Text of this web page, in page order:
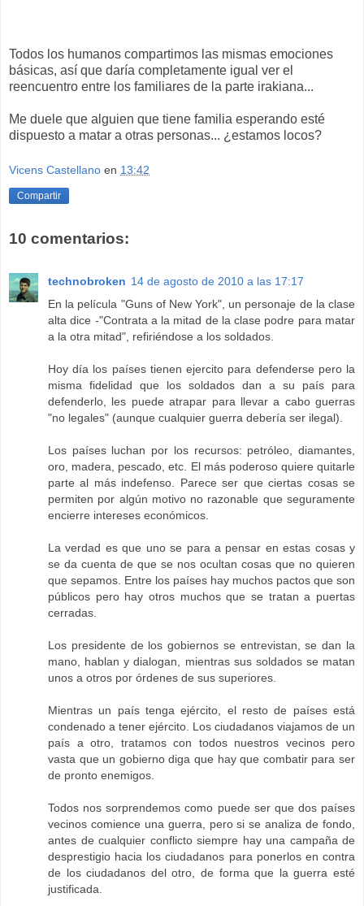
Todos los humanos compartimos las mismas emociones
básicas, así que daría completamente igual ver el
reencuentro entre los familiares de la parte irakiana...
Me duele que alguien que tiene familia esperando esté
dispuesto a matar a otras personas... ¿estamos locos?
Vicens Castellano en 13:42
Compartir
10 comentarios:
technobroken 14 de agosto de 2010 a las 17:17
En la película "Guns of New York", un personaje de la clase
alta dice -"Contrata a la mitad de la clase podre para matar
a la otra mitad", refiriéndose a los soldados.
Hoy día los países tienen ejercito para defenderse pero la
misma fidelidad que los soldados dan a su país para
defenderlo, les puede atrapar para llevar a cabo guerras
"no legales" (aunque cualquier guerra debería ser ilegal).
Los países luchan por los recursos: petróleo, diamantes,
oro, madera, pescado, etc. El más poderoso quiere quitarle
parte al más indefenso. Parece ser que ciertas cosas se
permiten por algún motivo no razonable que seguramente
encierre intereses económicos.
La verdad es que uno se para a pensar en estas cosas y
se da cuenta de que se nos ocultan cosas que no quieren
que sepamos. Entre los países hay muchos pactos que son
públicos pero hay otros muchos que se tratan a puertas
cerradas.
Los presidente de los gobiernos se entrevistan, se dan la
mano, hablan y dialogan, mientras sus soldados se matan
unos a otros por órdenes de sus superiores.
Mientras un país tenga ejército, el resto de países está
condenado a tener ejército. Los ciudadanos viajamos de un
país a otro, tratamos con todos nuestros vecinos pero
vasta que un gobierno diga que hay que combatir para ser
de pronto enemigos.
Todos nos sorprendemos como puede ser que dos países
vecinos comience una guerra, pero si se analiza de fondo,
antes de cualquier conflicto siempre hay una campaña de
desprestigio hacia los ciudadanos para ponerlos en contra
de los ciudadanos del otro, de forma que la guerra esté
justificada.